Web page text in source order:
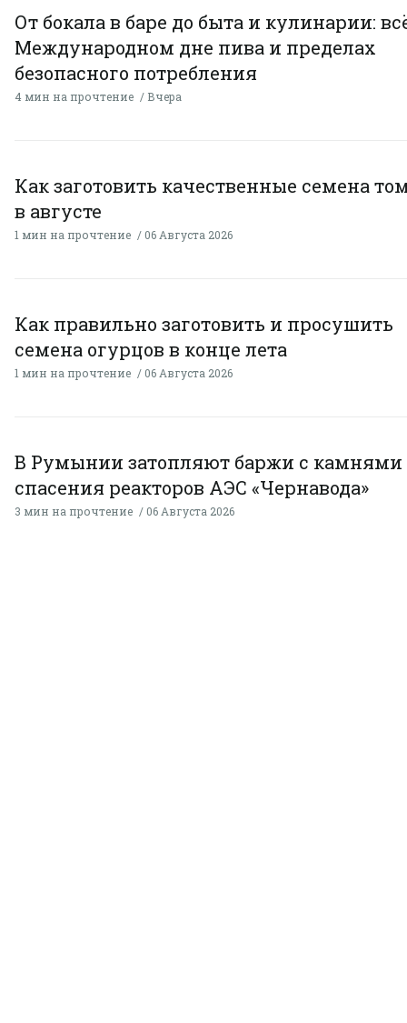
От бокала в баре до быта и кулинарии:
Международном дне пива и пределах
безопасного потребления
4 мин на прочтение Вчера
Как заготовить качественные семена
в августе
1 мин на прочтение 06 Августа 2026
Как правильно заготовить и просушить
семена огурцов в конце лета
1 мин на прочтение 06 Августа 2026
В Румынии затопляют баржи с камнями
спасения реакторов АЭС «Чернавода»
3 мин на прочтение 06 Августа 2026